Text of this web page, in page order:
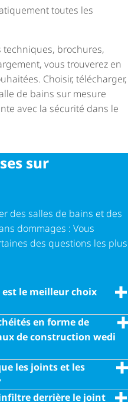
toutes les
brochures,
vous trouverez en
Choisir, télécharger,
de bains sur mesure
avec la sécurité dans le
sur
des salles de bains et des
dommages : Vous
des questions les plus
le meilleur choix
en forme de
de construction wedi
les joints et les
derrière le joint